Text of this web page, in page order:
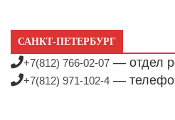
САНКТ-ПЕТЕРБУРГ
+7(812) 766-02-07 — отдел
+7(812) 971-102-4 —